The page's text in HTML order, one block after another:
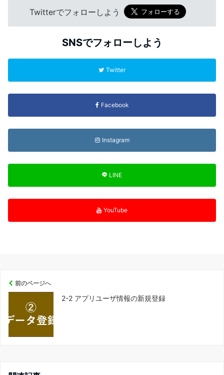
Twitterでフォローしよう
SNSでフォローしよう
Twitter
Facebook
Instagram
LINE
YouTube
前のページへ
2-2 アプリユーザ情報の新規登録